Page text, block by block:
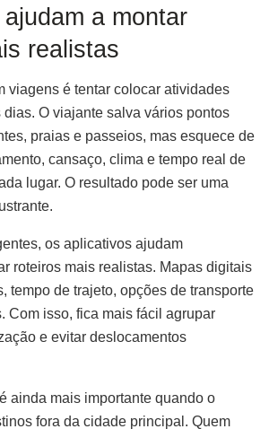
a montar
realistas
viagens é tentar colocar atividades
O viajante salva vários pontos
praias e passeios, mas esquece de
cansaço, clima e tempo real de
lugar. O resultado pode ser uma
os aplicativos ajudam
roteiros mais realistas. Mapas digitais
tempo de trajeto, opções de transporte
Com isso, fica mais fácil agrupar
e evitar deslocamentos
ainda mais importante quando o
fora da cidade principal. Quem